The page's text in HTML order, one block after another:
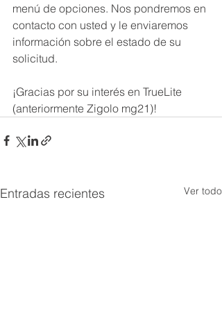
menú de opciones. Nos pondremos en
contacto con usted y le enviaremos
información sobre el estado de su
solicitud.
¡Gracias por su interés en TrueLite
(anteriormente Zigolo mg21)!
Entradas recientes Ver todo